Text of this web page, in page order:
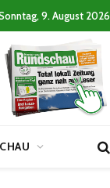
9. August 2026